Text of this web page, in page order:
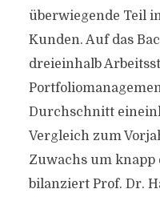
überwiegende Teil
Kunden. Auf das
dreieinhalb
Durchschnitt
Vergleich zum
Zuwachs um knapp
bilanziert Prof. Dr.